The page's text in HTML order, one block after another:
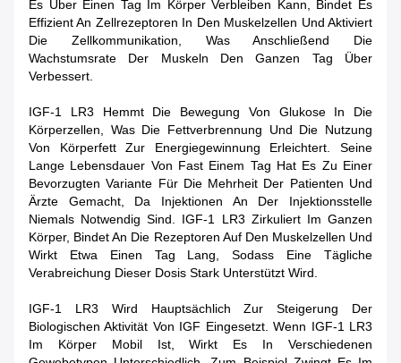
Es Über Einen Tag Im Körper Verbleiben Kann, Bindet Es
Effizient An Zellrezeptoren In Den Muskelzellen Und Aktiviert
Die Zellkommunikation, Was Anschließend Die
Wachstumsrate Der Muskeln Den Ganzen Tag Über
Verbessert.
IGF-1 LR3 Hemmt Die Bewegung Von Glukose In Die
Körperzellen, Was Die Fettverbrennung Und Die Nutzung
Von Körperfett Zur Energiegewinnung Erleichtert. Seine
Lange Lebensdauer Von Fast Einem Tag Hat Es Zu Einer
Bevorzugten Variante Für Die Mehrheit Der Patienten Und
Ärzte Gemacht, Da Injektionen An Der Injektionsstelle
Niemals Notwendig Sind. IGF-1 LR3 Zirkuliert Im Ganzen
Körper, Bindet An Die Rezeptoren Auf Den Muskelzellen Und
Wirkt Etwa Einen Tag Lang, Sodass Eine Tägliche
Verabreichung Dieser Dosis Stark Unterstützt Wird.
IGF-1 LR3 Wird Hauptsächlich Zur Steigerung Der
Biologischen Aktivität Von IGF Eingesetzt. Wenn IGF-1 LR3
Im Körper Mobil Ist, Wirkt Es In Verschiedenen